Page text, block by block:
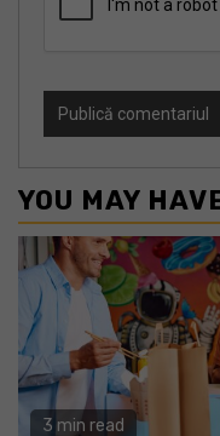
YOU MAY
3 min read